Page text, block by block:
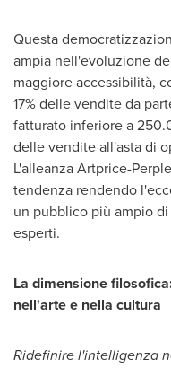
Questa
ampia nell'evoluzione
maggiore accessibilità,
17% delle vendite da
fatturato inferiore a
delle vendite all'asta di
L'alleanza Artprice-
tendenza rendendo
un pubblico più ampio
esperti.
La dimensione
nell'arte e nella cultura
Ridefinire l'intelligenza